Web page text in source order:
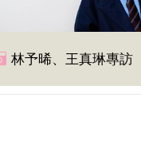
林予晞、王真琳專訪